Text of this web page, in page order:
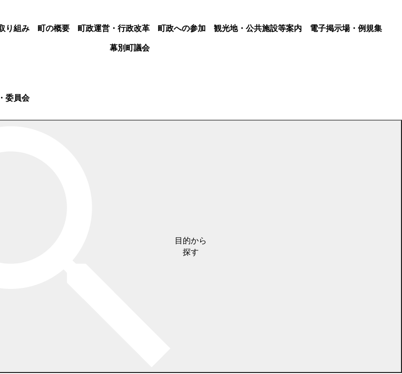
り組み 町の概要 町政運営・行政改革 町政への参加 観光地・公共施設等案内
電子掲示場・例規集
幕別町議会
委員会
目的から
探す